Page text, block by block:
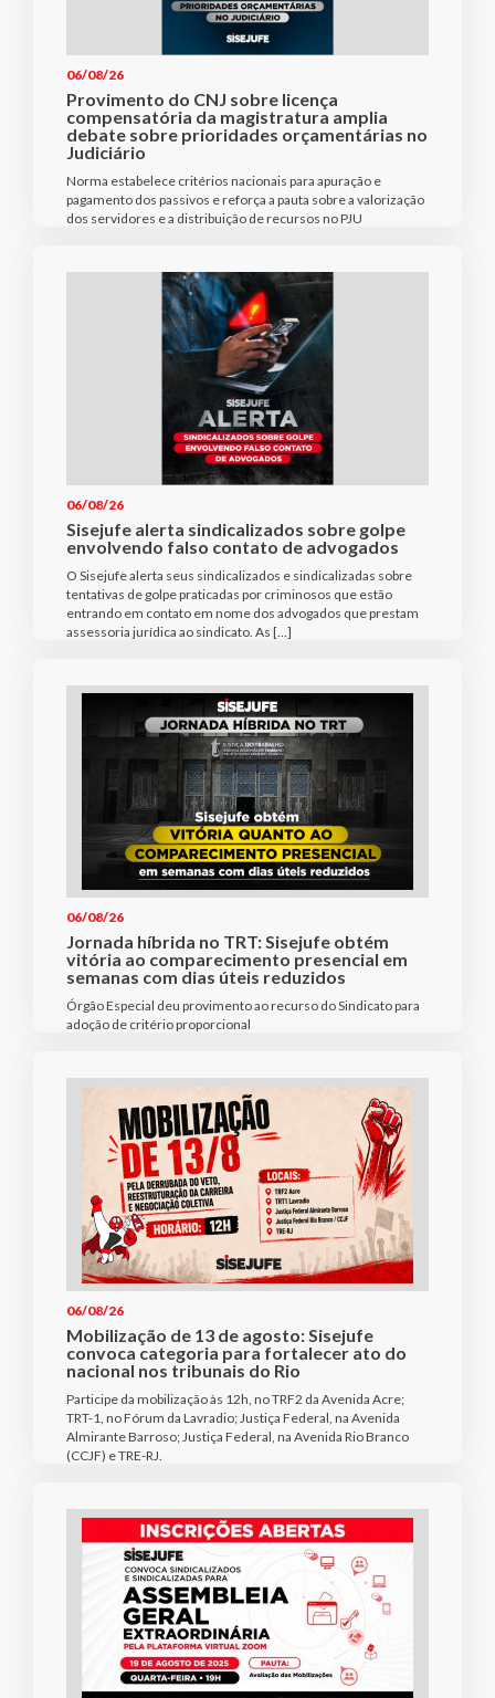
06/08/26
Provimento do CNJ sobre licença
compensatória da magistratura amplia
debate sobre prioridades orçamentárias no
Judiciário
Norma estabelece critérios nacionais para apuração e
pagamento dos passivos e reforça a pauta sobre a valorização
dos servidores e a distribuição de recursos no PJU
06/08/26
Sisejufe alerta sindicalizados sobre golpe
envolvendo falso contato de advogados
O Sisejufe alerta seus sindicalizados e sindicalizadas sobre
tentativas de golpe praticadas por criminosos que estão
entrando em contato em nome dos advogados que prestam
assessoria jurídica ao sindicato. As […]
06/08/26
Jornada híbrida no TRT: Sisejufe obtém
vitória ao comparecimento presencial em
semanas com dias úteis reduzidos
Órgão Especial deu provimento ao recurso do Sindicato para
adoção de critério proporcional
06/08/26
Mobilização de 13 de agosto: Sisejufe
convoca categoria para fortalecer ato do
nacional nos tribunais do Rio
Participe da mobilização às 12h, no TRF2 da Avenida Acre;
TRT-1, no Fórum da Lavradio; Justiça Federal, na Avenida
Almirante Barroso; Justiça Federal, na Avenida Rio Branco
(CCJF) e TRE-RJ.